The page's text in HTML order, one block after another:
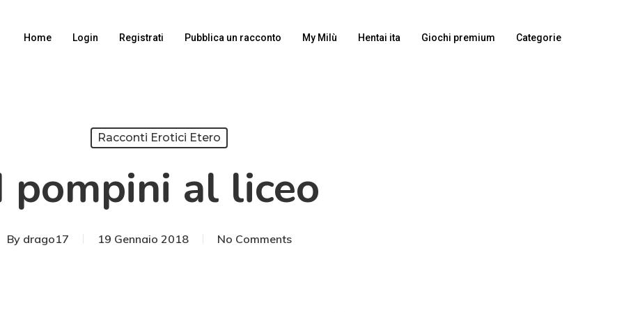
Home Login Registrati Pubblica un racconto My Milù Hentai ita Giochi premium Categorie
Racconti Erotici Etero
pompini al liceo
By drago17 19 Gennaio 2018 No Comments